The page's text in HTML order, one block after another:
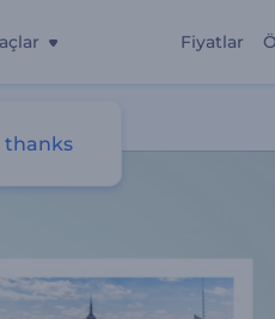
Fiyatlar
thanks